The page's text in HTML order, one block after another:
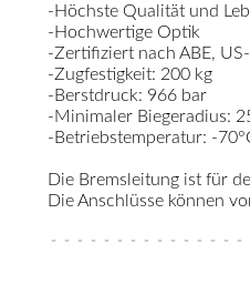
-Höchste Qualität und
-Hochwertige Optik
-Zertifiziert nach ABE,
-Zugfestigkeit: 200 kg
-Berstdruck: 966 bar
-Minimaler Biegeradius:
-Betriebstemperatur: -
Die Bremsleitung ist für
Die Anschlüsse können